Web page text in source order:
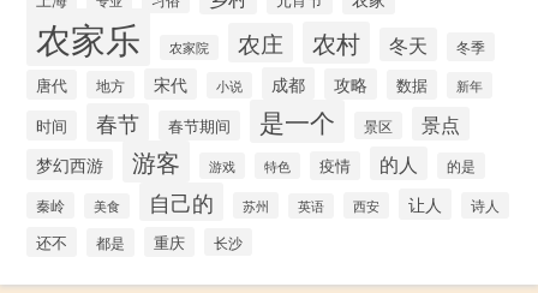
农家乐 农家院 农庄 农村 冬天 冬季
唐代 地方 宋代 小说 成都 攻略 数据 新年
时间 春节 春节期间 是一个 景区 景点
梦幻西游 游客 游戏 特色 疫情 的人 的是
秦岭 美食 自己的 苏州 英语 西安 让人 诗人
还不 都是 重庆 长沙